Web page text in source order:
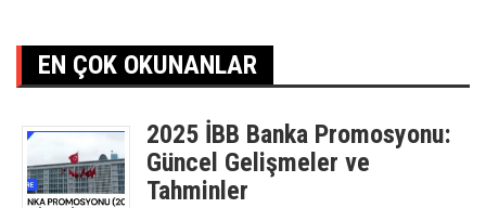
EN ÇOK OKUNANLAR
2025 İBB Banka Promosyonu:
Güncel Gelişmeler ve
Tahminler